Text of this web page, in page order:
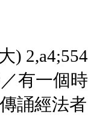
) 2,a4;554
有一個
誦經法